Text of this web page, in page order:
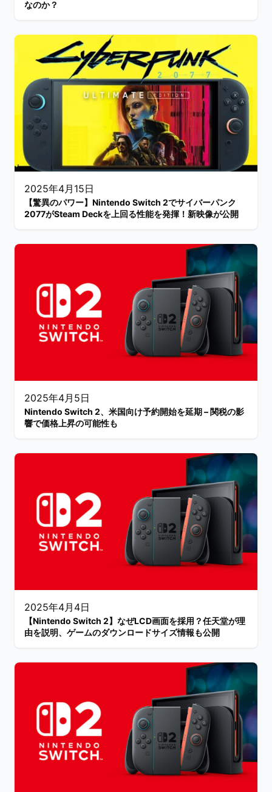
なのか？
2025年4月15日
【驚異のパワー】Nintendo Switch 2でサイバーパンク
2077がSteam Deckを上回る性能を発揮！新映像が公開
2025年4月5日
Nintendo Switch 2、米国向け予約開始を延期 – 関税の影
響で価格上昇の可能性も
2025年4月4日
【Nintendo Switch 2】なぜLCD画面を採用？任天堂が理
由を説明、ゲームのダウンロードサイズ情報も公開